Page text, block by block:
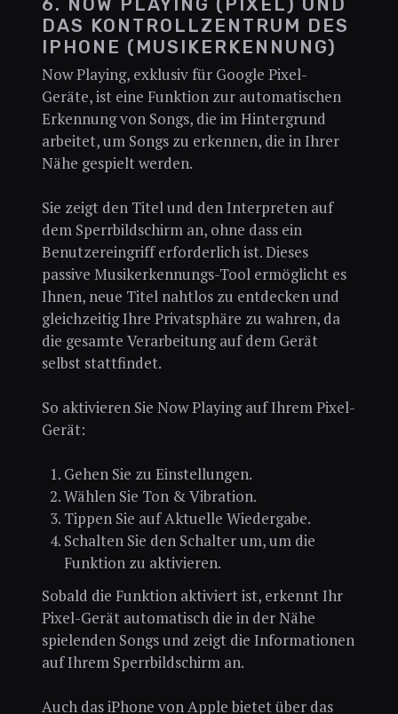
6. NOW PLAYING (PIXEL) UND
DAS KONTROLLZENTRUM DES
IPHONE (MUSIKERKENNUNG)
Now Playing, exklusiv für Google Pixel-
Geräte, ist eine Funktion zur automatischen
Erkennung von Songs, die im Hintergrund
arbeitet, um Songs zu erkennen, die in Ihrer
Nähe gespielt werden.
Sie zeigt den Titel und den Interpreten auf
dem Sperrbildschirm an, ohne dass ein
Benutzereingriff erforderlich ist. Dieses
passive Musikerkennungs-Tool ermöglicht es
Ihnen, neue Titel nahtlos zu entdecken und
gleichzeitig Ihre Privatsphäre zu wahren, da
die gesamte Verarbeitung auf dem Gerät
selbst stattfindet.
So aktivieren Sie Now Playing auf Ihrem Pixel-
Gerät:
Gehen Sie zu Einstellungen.
Wählen Sie Ton & Vibration.
Tippen Sie auf Aktuelle Wiedergabe.
Schalten Sie den Schalter um, um die
Funktion zu aktivieren.
Sobald die Funktion aktiviert ist, erkennt Ihr
Pixel-Gerät automatisch die in der Nähe
spielenden Songs und zeigt die Informationen
auf Ihrem Sperrbildschirm an.
Auch das iPhone von Apple bietet über das